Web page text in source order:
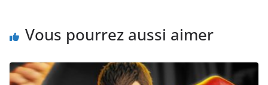
Vous pourrez aussi aimer